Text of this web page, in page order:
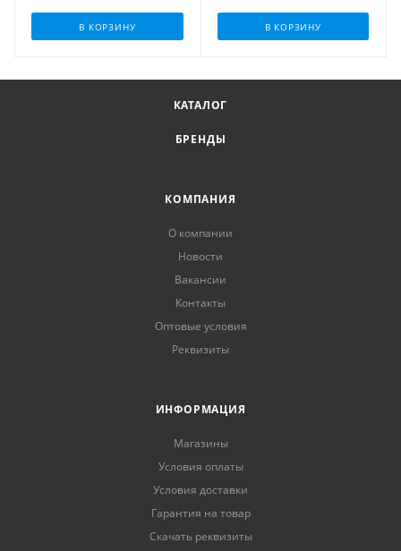
В КОРЗИНУ В КОРЗИНУ
КАТАЛОГ
БРЕНДЫ
КОМПАНИЯ
О компании
Новости
Вакансии
Контакты
Оптовые условия
Реквизиты
ИНФОРМАЦИЯ
Магазины
Условия оплаты
Условия доставки
Гарантия на товар
Скачать реквизиты